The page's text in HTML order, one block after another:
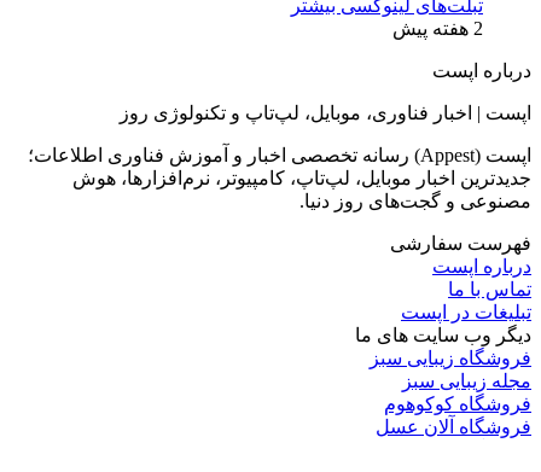
تبلت‌های لینوکسی بیشتر
2 هفته پیش
درباره اپست
اپست | اخبار فناوری، موبایل، لپ‌تاپ و تکنولوژی روز
اپست (Appest) رسانه تخصصی اخبار و آموزش فناوری اطلاعات؛
جدیدترین اخبار موبایل، لپ‌تاپ، کامپیوتر، نرم‌افزارها، هوش
مصنوعی و گجت‌های روز دنیا.
فهرست سفارشی
درباره اپست
تماس با ما
تبلیغات در اپست
دیگر وب سایت های ما
فروشگاه زیبایی سبز
مجله زیبایی سبز
فروشگاه کوکوهوم
فروشگاه آلان عسل